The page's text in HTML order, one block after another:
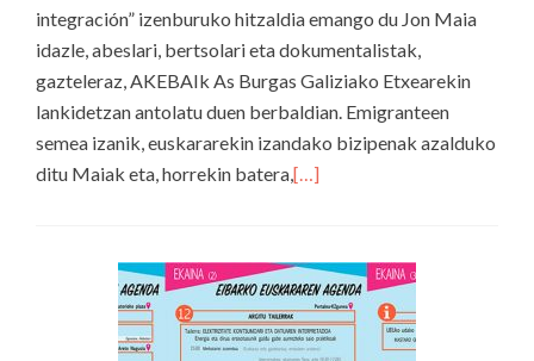
integración” izenburuko hitzaldia emango du Jon Maia
idazle, abeslari, bertsolari eta dokumentalistak,
gazteleraz, AKEBAIk As Burgas Galiziako Etxearekin
lankidetzan antolatu duen berbaldian. Emigranteen
semea izanik, euskararekin izandako bizipenak azalduko
ditu Maiak eta, horrekin batera,[…]